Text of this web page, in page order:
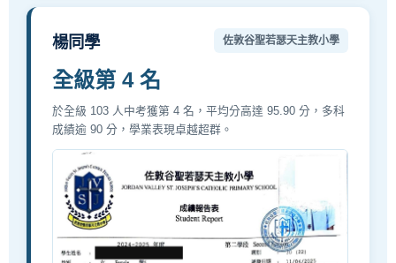
楊同學 佐敦谷聖若瑟天主教小學
全級第 4 名
於全級 103 人中考獲第 4 名，平均分高達 95.90 分，多科
成績逾 90 分，學業表現卓越超群。